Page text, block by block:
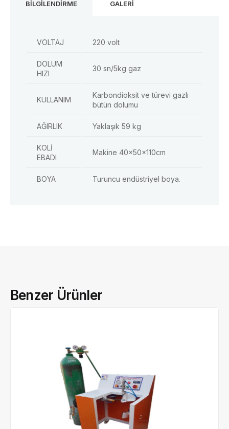
BİLGİLENDİRME GALERİ
VOLTAJ 220 volt
DOLUM
HIZI
30 sn/5kg gaz
KULLANIM
Karbondioksit ve türevi gazlı
bütün dolumu
AĞIRLIK Yaklaşık 59 kg
KOLİ
EBADI
Makine 40x50x110cm
BOYA Turuncu endüstriyel boya.
Benzer Ürünler